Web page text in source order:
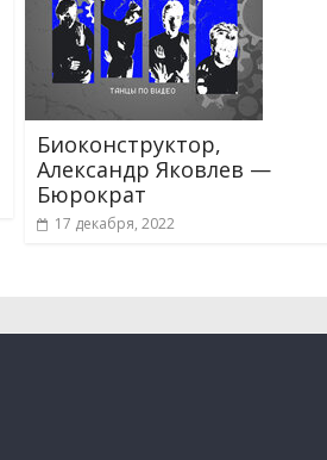
Биоконструктор,
Александр Яковлев —
Бюрократ
17 декабря, 2022